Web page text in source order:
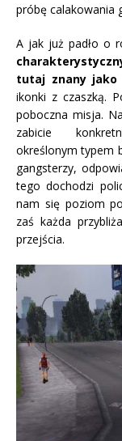
próbę calakowania
A jak już padło o
tutaj znany jako
ikonki z czaszką.
poboczna misja.
zabicie
określonym typem
gangsterzy,
tego dochodzi
nam się poziom
zaś każda
przejścia.